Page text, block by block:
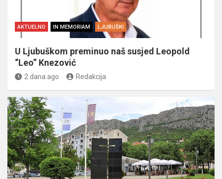
AKTUELNO IN MEMORIAM LJUBUŠKI
U Ljubuškom preminuo naš susjed Leopold
“Leo” Knezović
2 dana ago Redakcija